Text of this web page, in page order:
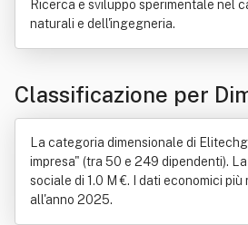
Ricerca e sviluppo sperimentale nel
naturali e dell'ingegneria.
Classificazione per
La categoria dimensionale di
impresa" (tra 50 e 249 dipendenti).
sociale di 1.0 M €. I dati economici
all'anno 2025.